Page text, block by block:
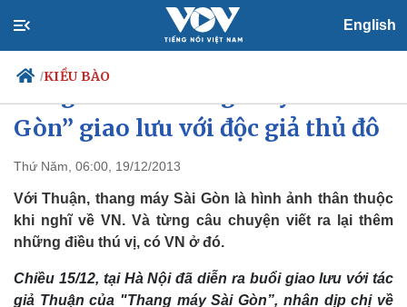
English
/KIỀU BÀO
Chính trị
Đảng
Tổ chức nhân sự
Quốc hội
Nhận diện sự thật
Tin 24h
Dự báo thời tiết
Việc làm
Biển đảo
Gòn” giao lưu với độc giả thủ đô
Thứ Năm, 06:00, 19/12/2013
Với Thuận, thang máy Sài Gòn là hình ảnh thân thuộc
khi nghĩ về VN. Và từng câu chuyện viết ra lại thêm
những điều thú vị, có VN ở đó.
Chiều 15/12, tại Hà Nội đã diễn ra buổi giao lưu với tác
giả Thuận của "Thang máy Sài Gòn”, nhân dịp chị về